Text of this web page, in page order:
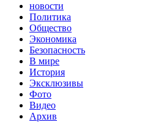
новости
Политика
Общество
Экономика
Безопасность
В мире
История
Эксклюзивы
Фото
Видео
Архив